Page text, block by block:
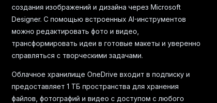
создания изображений и дизайна через Microsoft
Designer. С помощью встроенных AI-инструментов
можно редактировать фото и видео,
трансформировать идеи в готовые макеты и уверенно
справляться с творческими задачами.
Облачное хранилище OneDrive входит в подписку и
предоставляет 1 ТБ пространства для хранения
файлов, фотографий и видео с доступом с любого